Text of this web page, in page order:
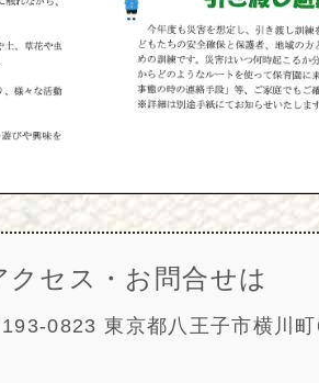
クセス・お問合せは
0823 東京都八王子市横川